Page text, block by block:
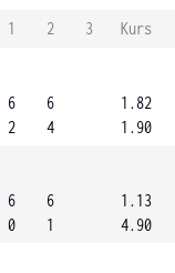
1 2 3
Kurs
6
2
6
4
1.82
1.90
6
0
6
1
1.13
4.90